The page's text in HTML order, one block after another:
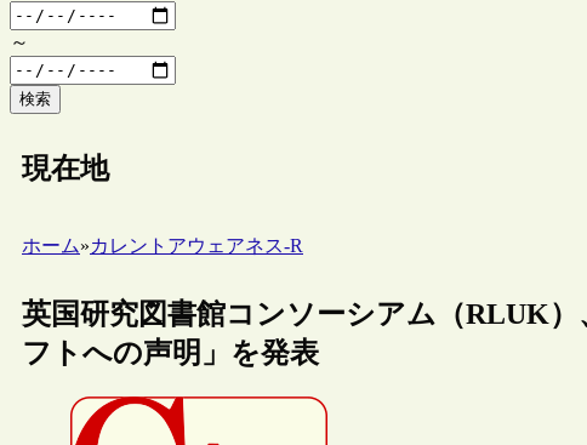
～
検索
現在地
ホーム»カレントアウェアネス-R
英国研究図書館コンソーシアム（RLUK
フトへの声明」を発表